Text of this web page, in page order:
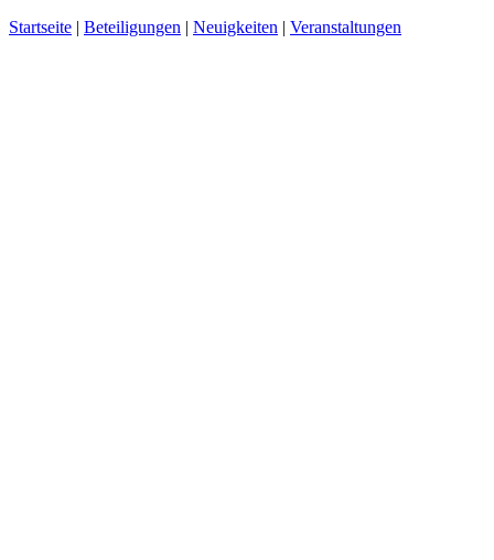
Startseite | Beteiligungen | Neuigkeiten | Veranstaltungen